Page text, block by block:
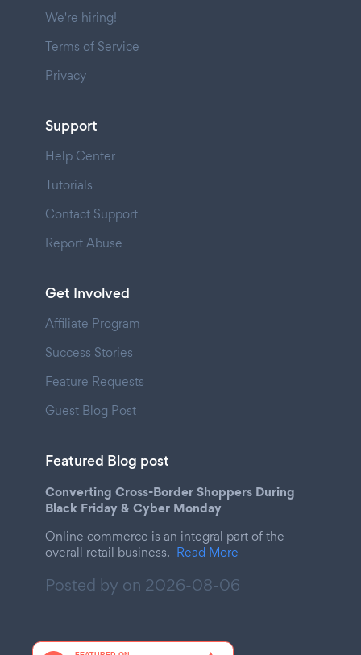
We're hiring!
Terms of Service
Privacy
Support
Help Center
Tutorials
Contact Support
Report Abuse
Get Involved
Affiliate Program
Success Stories
Feature Requests
Guest Blog Post
Featured Blog post
Converting Cross-Border Shoppers During
Black Friday & Cyber Monday
Online commerce is an integral part of the
overall retail business. Read More
Posted by on 2026-08-06